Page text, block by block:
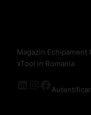
Magazin
xTool in Romania